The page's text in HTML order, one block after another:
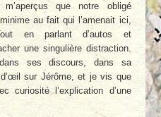
que notre obligé
au fait qui l’amenait ici,
en parlant d’autos et
une singulière distraction.
ses discours, dans sa
sur Jérôme, et je vis que
curiosité l’explication d’une